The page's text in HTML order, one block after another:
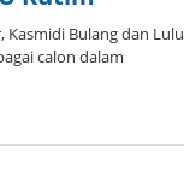
Kasmidi Bulang dan Lulu
calon dalam